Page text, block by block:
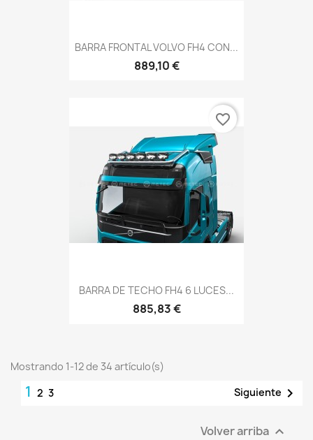
BARRA FRONTAL VOLVO FH4 CON...
889,10 €
BARRA DE TECHO FH4 6 LUCES...
885,83 €
favorite_border
Mostrando 1-12 de 34 artículo(s)
1 2 3 Siguiente 
Volver arriba 